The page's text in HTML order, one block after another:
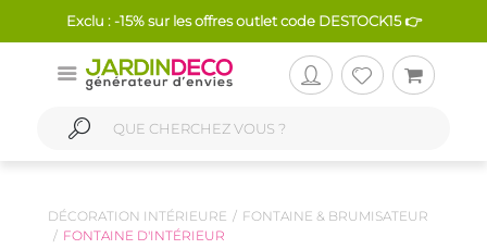
Exclu : -15% sur les offres outlet code DESTOCK15 👉
DÉCORATION INTÉRIEURE
FONTAINE & BRUMISATEUR
FONTAINE D'INTÉRIEUR